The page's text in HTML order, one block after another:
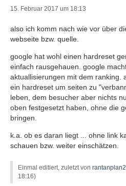
15. Februar 2017 um 18:13
also ich komm nach wie vor über
webseite bzw. quelle.
google hat wohl einen hardreset
einfach rausgehauen. google
aktuallisierungen mit dem ranking.
ein hardreset um seiten zu
leben, dem besucher aber nichts
oben festgesetzt haben, ohne die
bringen.
k.a. ob es daran liegt ... ohne link
schauen bzw. weiter einschätzen.
Einmal editiert, zuletzt von
18:16)